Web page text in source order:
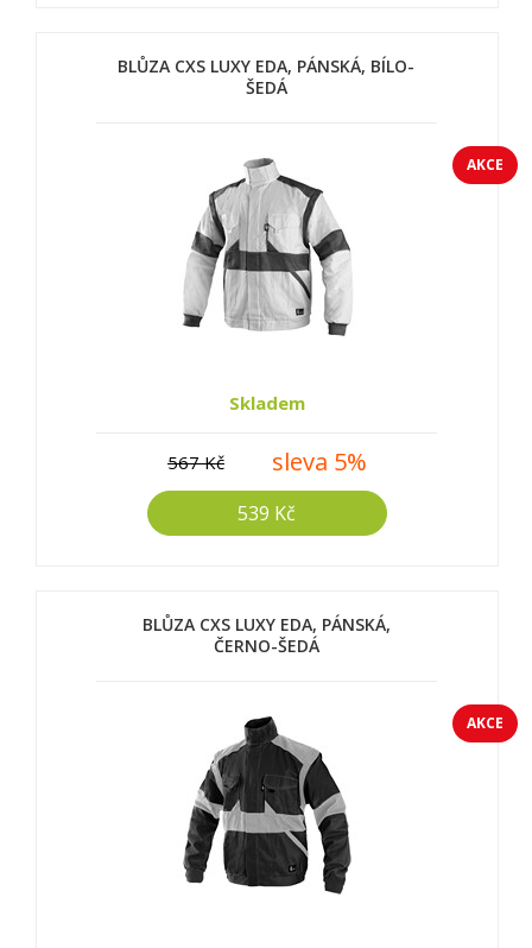
AKCE
BLŮZA CXS LUXY EDA, PÁNSKÁ, BÍLO-
ŠEDÁ
Skladem
567 Kč sleva 5%
539 Kč
AKCE
BLŮZA CXS LUXY EDA, PÁNSKÁ,
ČERNO-ŠEDÁ